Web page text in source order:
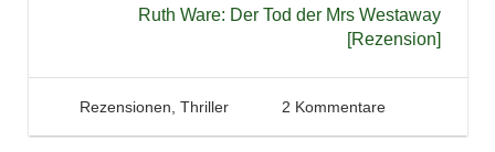
Roman
Spannung
Thriller
Ruth Ware: Der Tod der Mrs Westaway
[Rezension]
3. Januar 2022
Tintenhain
Rezensionen ,Thriller 2 Kommentare